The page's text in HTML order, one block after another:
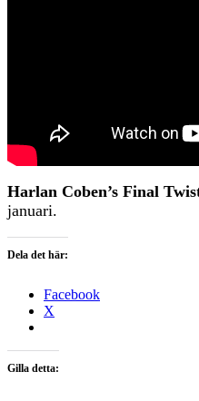
Harlan Coben’s Final
januari.
Dela det här:
Facebook
X
Gilla detta: